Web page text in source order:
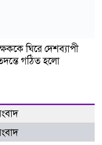
ঘিরে দেশব্যাপী
গঠিত হলো